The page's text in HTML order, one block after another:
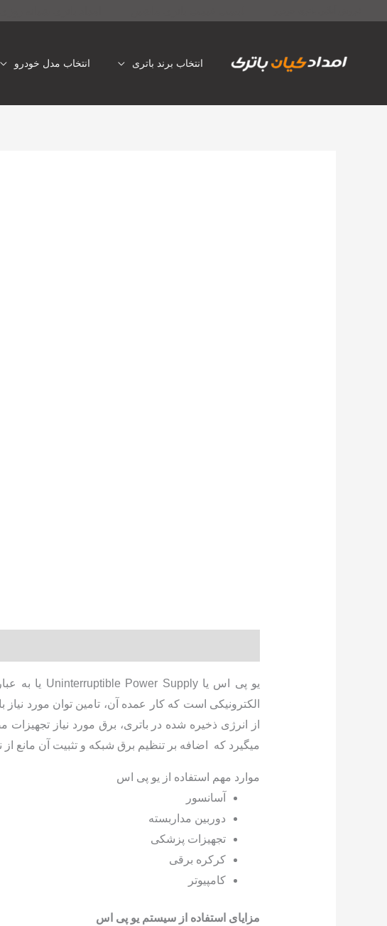
انتخاب برند باتری انتخاب مدل خودرو
یو پی اس یا Uninterruptible Power Supply یا به عبارت مختصر یو پی اس (
از انرژی ذخیره شده در باتری، برق مورد نیاز
میگیرد که اضافه بر تنظیم برق شبکه و تثبیت آن مانع
موارد مهم استفاده از یو پی اس
آسانسور
دوربین مداربسته
تجهیزات پزشکی
کرکره برقی
کامپیوتر
مزایای استفاده از سیستم یو پی اس